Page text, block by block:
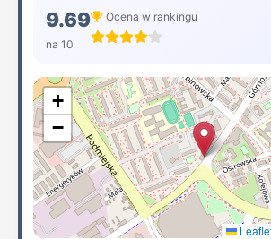
9.69
na 10
Ocena w rankingu
+
−